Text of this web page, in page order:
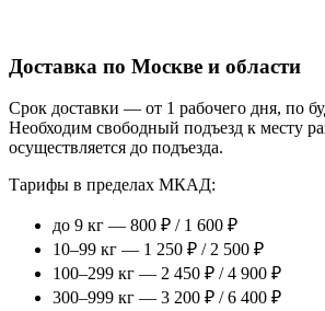
Доставка по Москве и области
Срок доставки — от 1 рабочего дня, по
Необходим свободный подъезд к месту
осуществляется до подъезда.
Тарифы в пределах МКАД:
до 9 кг — 800 ₽ / 1 600 ₽
10–99 кг — 1 250 ₽ / 2 500 ₽
100–299 кг — 2 450 ₽ / 4 900 ₽
300–999 кг — 3 200 ₽ / 6 400 ₽